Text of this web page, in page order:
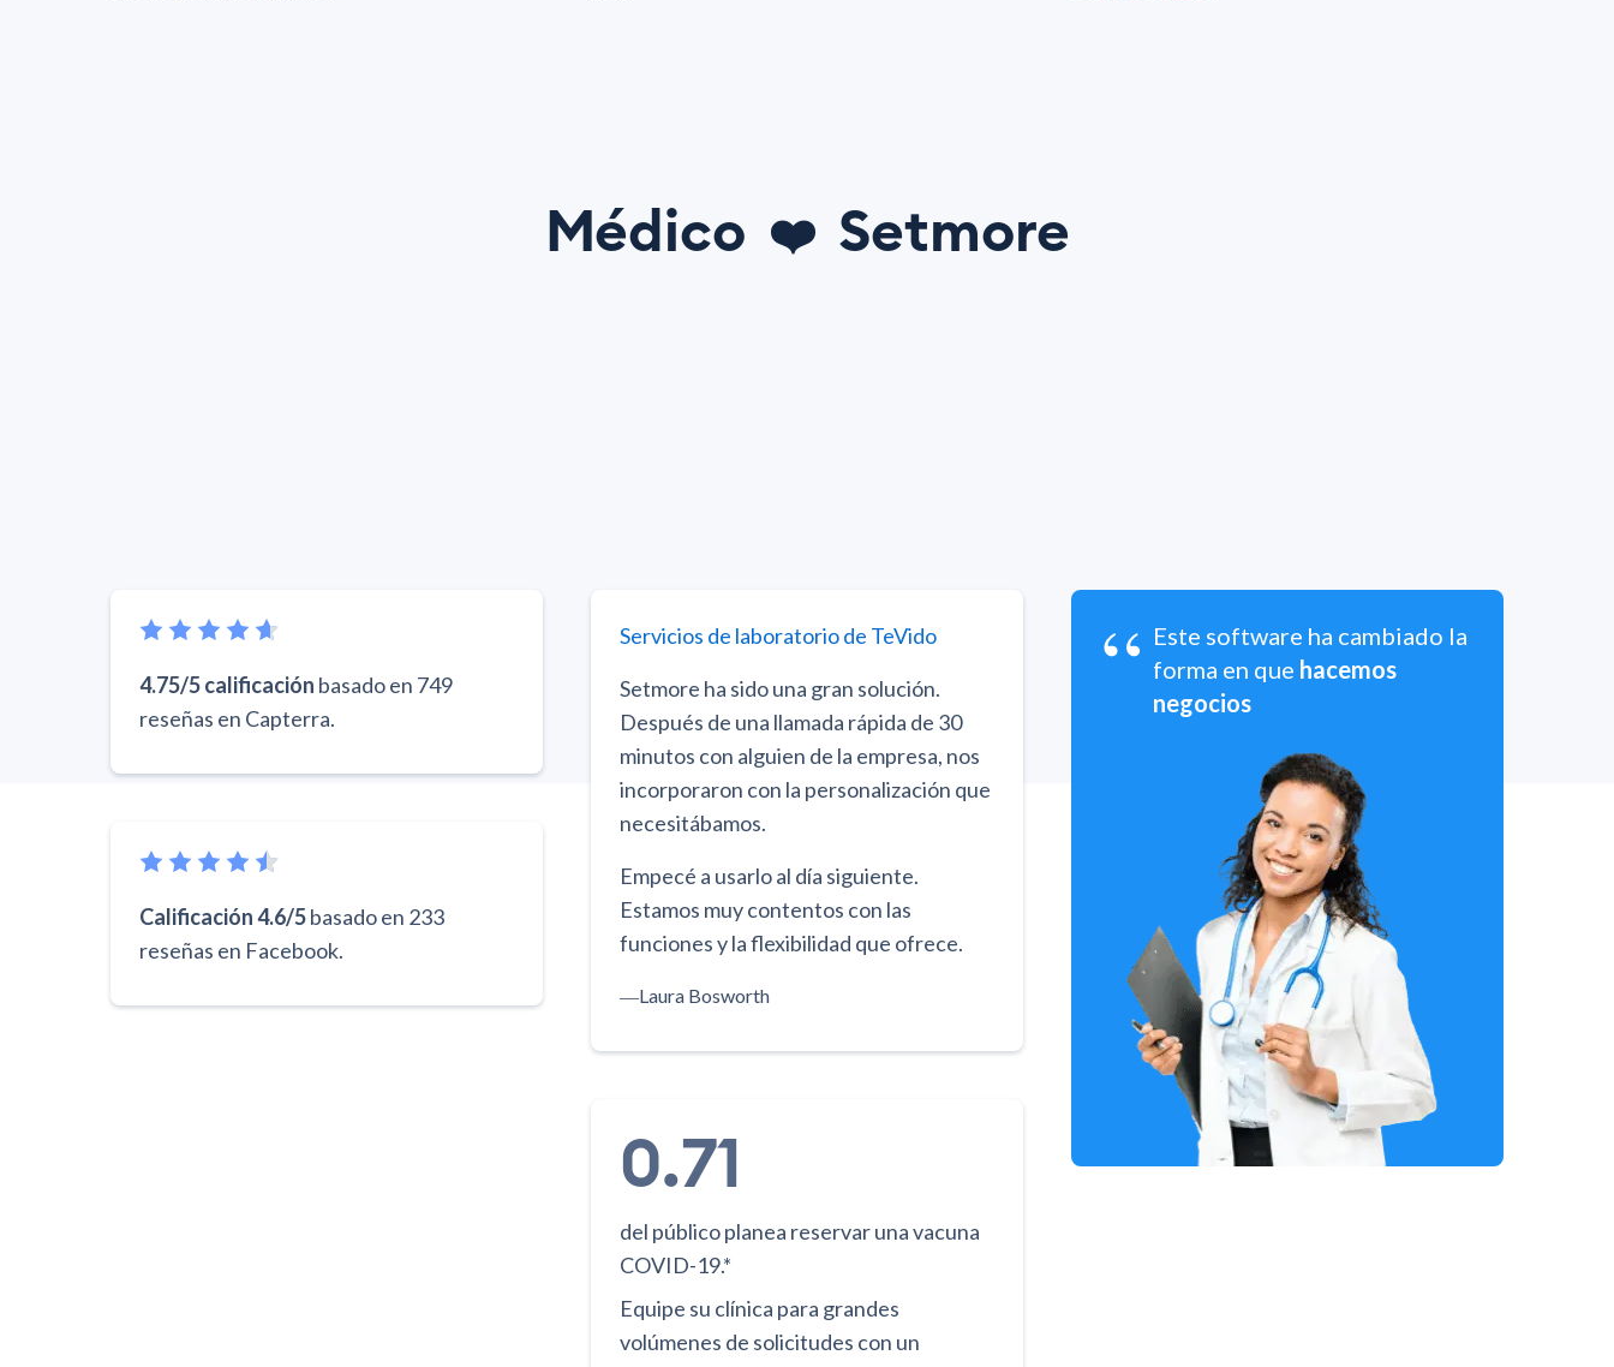
Médico ❤️ Setmore
4.75/5 calificación basado en 749
reseñas en Capterra.
Calificación 4.6/5basado en 233
reseñas en Facebook.
Servicios de laboratorio de TeVido
Setmore ha sido una gran solución.
Después de una llamada rápida de 30
minutos con alguien de la empresa, nos
incorporaron con la personalización que
necesitábamos.
Empecé a usarlo al día siguiente.
Estamos muy contentos con las
funciones y la flexibilidad que ofrece.
―Laura Bosworth
0.71
del público planea reservar una vacuna
COVID-19.*
Equipe su clínica para grandes
volúmenes de solicitudes con un
“ Este software ha cambiado la
forma en que hacemos
negocios